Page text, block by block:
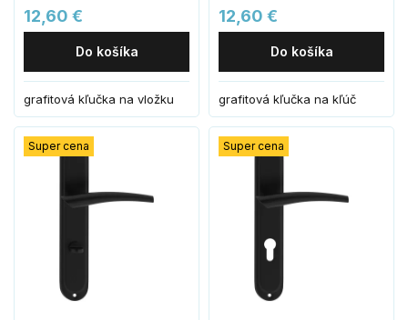
12,60 €
Do košíka
grafitová kľučka na vložku
12,60 €
Do košíka
grafitová kľučka na kľúč
Super cena Super cena